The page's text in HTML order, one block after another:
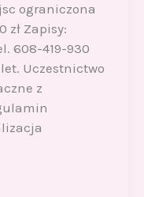
ograniczona
zł Zapisy:
608-419-930
Uczestnictwo
z